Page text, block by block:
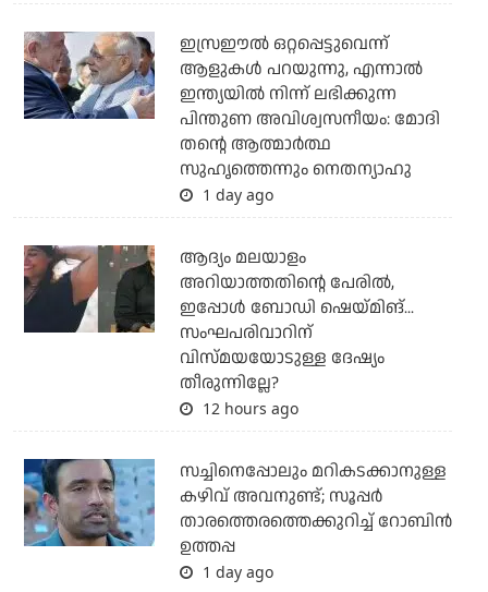
ഇസ്രഈല്‍ ഒറ്റപ്പെട്ടുവെന്ന്
ആളുകള്‍ പറയുന്നു, എന്നാല്‍
ഇന്ത്യയില്‍ നിന്ന് ലഭിക്കുന്ന
പിന്തുണ അവിശ്വസനീയം: മോദി
തന്റെ ആത്മാര്‍ത്ഥ
സുഹൃത്തെന്നും നെതന്യാഹു
1 day ago
ആദ്യം മലയാളം
അറിയാത്തതിന്റെ പേരില്‍,
ഇപ്പോള്‍ ബോഡി ഷെയ്മിങ്...
സംഘപരിവാറിന്
വിസ്മയയോടുള്ള ദേഷ്യം
തീരുന്നില്ലേ?
12 hours ago
സച്ചിനെപ്പോലും മറികടക്കാനുള്ള
കഴിവ് അവനുണ്ട്; സൂപ്പര്‍
താരത്തെരത്തെക്കുറിച്ച് റോബിന്‍
ഉത്തപ്പ
1 day ago